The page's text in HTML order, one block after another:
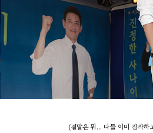
(결말은 뭐... 다들 이미 짐작하